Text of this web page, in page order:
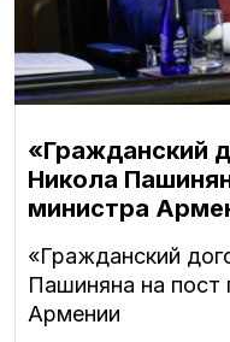
«Гражданский
Никола
министра
«Гражданский
Пашиняна на пост
Армении